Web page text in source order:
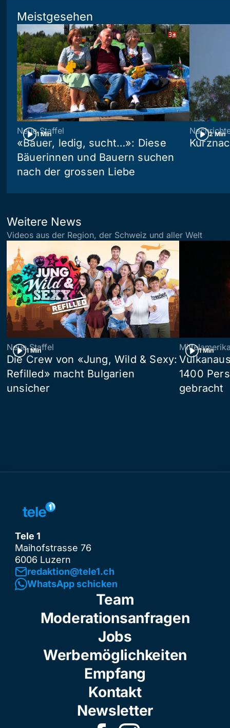
Meistgesehen
1 Min
Neue Staffel
«Bauer, ledig, sucht…»: Diese
Bäuerinnen und Bauern suchen
nach der grossen Liebe
2 Min
Weitere News
Videos aus der Region, der Schweiz und aller Welt
1 Min
Neue Staffel
Die Crew von «Jung, Wild & Sexy:
Refilled» macht Bulgarien
unsicher
1 Min
1400
gebracht
Tele 1
Maihofstrasse 76
6006 Luzern
redaktion@tele1.ch
WhatsApp schicken
Team
Moderationsanfragen
Jobs
Werbemöglichkeiten
Empfang
Kontakt
Newsletter